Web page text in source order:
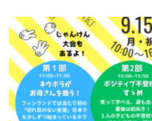
利用者の声 講演依頼 問